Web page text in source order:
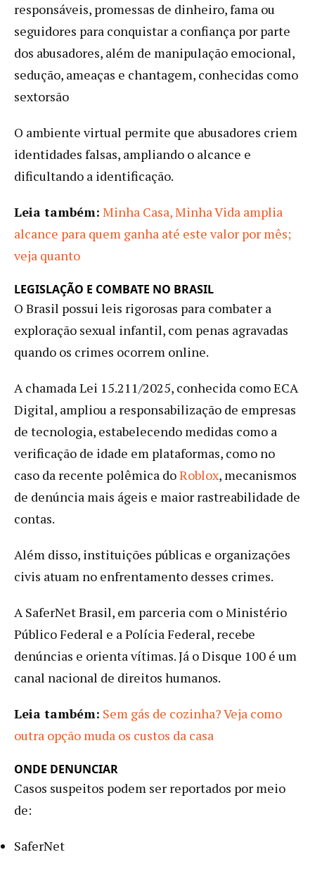
responsáveis, promessas de dinheiro, fama ou
seguidores para conquistar a confiança por parte
dos abusadores, além de manipulação emocional,
sedução, ameaças e chantagem, conhecidas como
sextorsão
O ambiente virtual permite que abusadores criem
identidades falsas, ampliando o alcance e
dificultando a identificação.
Leia também: Minha Casa, Minha Vida amplia
alcance para quem ganha até este valor por mês;
veja quanto
LEGISLAÇÃO E COMBATE NO BRASIL
O Brasil possui leis rigorosas para combater a
exploração sexual infantil, com penas agravadas
quando os crimes ocorrem online.
A chamada Lei 15.211/2025, conhecida como ECA
Digital, ampliou a responsabilização de empresas
de tecnologia, estabelecendo medidas como a
verificação de idade em plataformas, como no
caso da recente polêmica doRoblox, mecanismos
de denúncia mais ágeis e maior rastreabilidade de
contas.
Além disso, instituições públicas e organizações
civis atuam no enfrentamento desses crimes.
A SaferNet Brasil, em parceria com o Ministério
Público Federal e a Polícia Federal, recebe
denúncias e orienta vítimas. Já o Disque 100 é um
canal nacional de direitos humanos.
Leia também: Sem gás de cozinha? Veja como
outra opção muda os custos da casa
ONDE DENUNCIAR
Casos suspeitos podem ser reportados por meio
de:
SaferNet